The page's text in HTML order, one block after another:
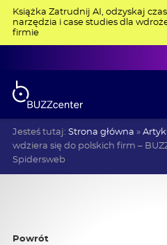
Książka Zatrudnij AI, odzyskaj
narzędzia i case studies dla
firmie
Jesteś tutaj: Strona główna »
wdziera się do polskich firm –
Spidersweb
Powrót